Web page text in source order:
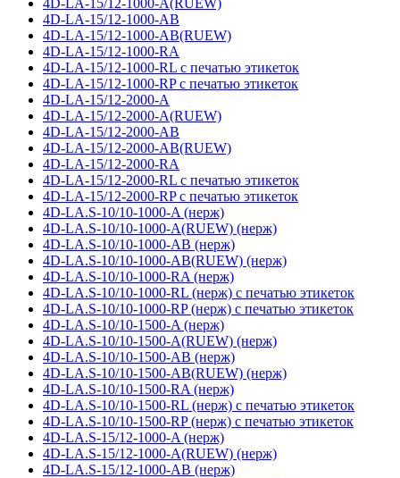
4D-LA-15/12-1000-A(RUEW)
4D-LA-15/12-1000-AB
4D-LA-15/12-1000-AB(RUEW)
4D-LA-15/12-1000-RA
4D-LA-15/12-1000-RL с печатью этикеток
4D-LA-15/12-1000-RP с печатью этикеток
4D-LA-15/12-2000-A
4D-LA-15/12-2000-A(RUEW)
4D-LA-15/12-2000-AB
4D-LA-15/12-2000-AB(RUEW)
4D-LA-15/12-2000-RA
4D-LA-15/12-2000-RL с печатью этикеток
4D-LA-15/12-2000-RP с печатью этикеток
4D-LA.S-10/10-1000-A (нерж)
4D-LA.S-10/10-1000-A(RUEW) (нерж)
4D-LA.S-10/10-1000-AB (нерж)
4D-LA.S-10/10-1000-AB(RUEW) (нерж)
4D-LA.S-10/10-1000-RA (нерж)
4D-LA.S-10/10-1000-RL (нерж) с печатью этикеток
4D-LA.S-10/10-1000-RP (нерж) с печатью этикеток
4D-LA.S-10/10-1500-A (нерж)
4D-LA.S-10/10-1500-A(RUEW) (нерж)
4D-LA.S-10/10-1500-AB (нерж)
4D-LA.S-10/10-1500-AB(RUEW) (нерж)
4D-LA.S-10/10-1500-RA (нерж)
4D-LA.S-10/10-1500-RL (нерж) с печатью этикеток
4D-LA.S-10/10-1500-RP (нерж) с печатью этикеток
4D-LA.S-15/12-1000-A (нерж)
4D-LA.S-15/12-1000-A(RUEW) (нерж)
4D-LA.S-15/12-1000-AB (нерж)